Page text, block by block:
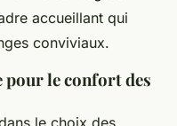
accueillant qui
conviviaux.
le confort des